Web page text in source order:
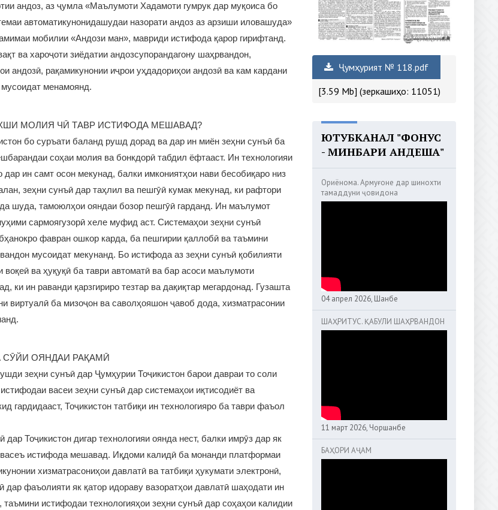
андоз, аз ҷумла «Маълумоти Хадамоти гумрук дар муқоиса бо
автоматикунонидашудаи назорати андоз аз арзиши иловашуда»
мобилии «Андози ман», мавриди истифода қарор гирифтанд.
ва хароҷоти зиёдатии андозсупорандагону шаҳрвандон,
андозӣ, рақамикунонии иҷрои уҳдадориҳои андозӣ ва кам кардани
менамоянд.
МОЛИЯ ЧӢ ТАВР ИСТИФОДА МЕШАВАД?
бо суръати баланд рушд дорад ва дар ин миён зеҳни сунъӣ ба
соҳаи молия ва бонкдорӣ табдил ёфтааст. Ин технологияи
ин самт осон мекунад, балки имкониятҳои нави бесобиқаро низ
зеҳни сунъӣ дар таҳлил ва пешгӯӣ кумак мекунад, ки рафтори
шуда, тамоюлҳои ояндаи бозор пешгӯӣ гарданд. Ин маълумот
сармоягузорӣ хеле муфид аст. Системаҳои зеҳни сунъӣ
фавран ошкор карда, ба пешгирии қаллобӣ ва таъмини
мусоидат мекунанд. Бо истифода аз зеҳни сунъӣ қобилияти
воқеӣ ва ҳуқуқӣ ба таври автоматӣ ва бар асоси маълумоти
ки ин раванди қарзгириро тезтар ва дақиқтар мегардонад. Гузашта
виртуалӣ ба мизоҷон ва саволҳояшон ҷавоб дода, хизматрасонии
СӮЙИ ОЯНДАИ РАҚАМӢ
зеҳни сунъӣ дар Ҷумҳурии Тоҷикистон барои давраи то соли
васеи зеҳни сунъӣ дар системаҳои иқтисодиёт ва
гардидааст, Тоҷикистон татбиқи ин технологияро ба таври фаъол
дар Тоҷикистон дигар технологияи оянда нест, балки имрӯз дар як
васеъ истифода мешавад. Иқдоми калидӣ ба монанди платформаи
хизматрасониҳои давлатӣ ва татбиқи ҳукумати электронӣ,
дар фаъолияти як қатор идораву вазоратҳои давлатӣ шаҳодати ин
истифодаи технологияҳои зеҳни сунъӣ дар соҳаҳои калидии
Ҷумҳурият № 118.pdf
[3.59 Mb] (зеркашиҳо: 11051)
ЮТУБКАНАЛ "ФОНУС
- МИНБАРИ АНДЕША"
Ориёнома. Армуғоне дар шинохти
тамаддуни ҷовидона
04 апрел 2026, Шанбе
ШАҲРИТУС. ҚАБУЛИ ШАҲРВАНДОН
11 март 2026, Чоршанбе
БАҲОРИ АҶАМ